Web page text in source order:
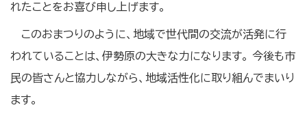
れたことをお喜び申し上げます。
このおまつりのように、地域で世代間の交流が活発に行
われていることは、伊勢原の大きな力になります。 今後も市
民の皆さんと協力しながら、地域活性化に取り組んでまいり
ます。